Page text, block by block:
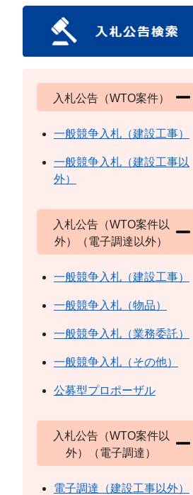
入札公告（WTO案件）
一般競争入札（建設工事）
一般競争入札（建設工事以
外）
入札公告（WTO案件以
外）（電子調達以外）
一般競争入札（建設工事）
一般競争入札（物品）
一般競争入札（業務委託）
一般競争入札（その他）
公募型プロポーザル
入札公告（WTO案件以
外）（電子調達）
電子調達（建設工事以外）